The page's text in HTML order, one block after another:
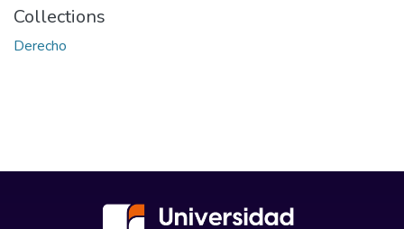
Collections
Derecho